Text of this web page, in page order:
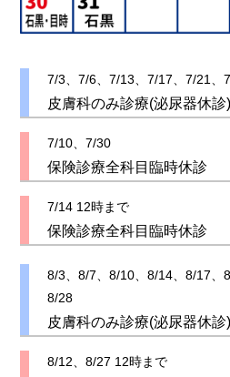
7/3、7/6、7/13、7/17、7/21、
皮膚科のみ診療(泌尿器休
7/10、7/30
保険診療全科目臨時休診
7/14 12時まで
保険診療全科目臨時休診
8/3、8/7、8/10、8/14、8/17、
8/28
皮膚科のみ診療(泌尿器休
8/12、8/27 12時まで